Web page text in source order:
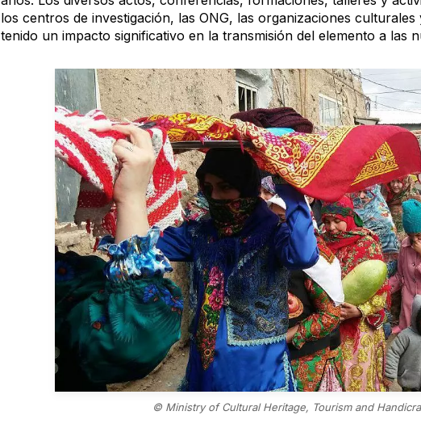
los centros de investigación, las ONG, las organizaciones
tenido un impacto significativo en la transmisión del elemento a las
© Ministry of Cultural Heritage, Tourism and